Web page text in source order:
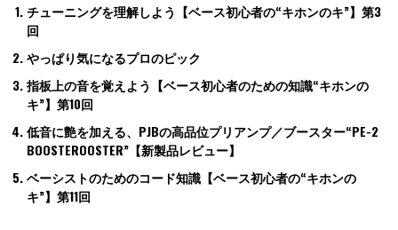
チューニングを理解しよう【ベース初心者の“キホンのキ”】第3
回
やっぱり気になるプロのピック
指板上の音を覚えよう【ベース初心者のための知識“キホンの
キ”】第10回
低音に艶を加える、PJBの高品位プリアンプ／ブースター“PE-2
BOOSTEROOSTER”【新製品レビュー】
ベーシストのためのコード知識【ベース初心者の“キホンの
キ”】第11回